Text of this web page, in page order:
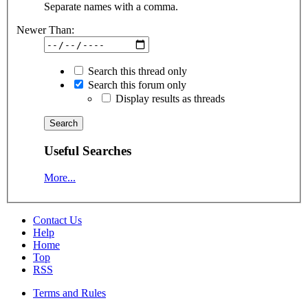
Separate names with a comma.
Newer Than:
Search this thread only
Search this forum only
Display results as threads
Useful Searches
More...
Contact Us
Help
Home
Top
RSS
Terms and Rules